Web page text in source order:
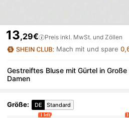
13,29€ Preis inkl. MwSt. und Zöllen
Mach mit und spare
Gestreiftes Bluse mit Gürtel in
Damen
Größe: DE Standard
1 left